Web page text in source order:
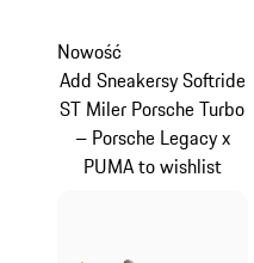
Nowość
Add Sneakersy Softride
ST Miler Porsche Turbo
– Porsche Legacy x
PUMA to wishlist